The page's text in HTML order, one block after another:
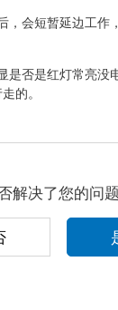
，会短暂延边工作
是否是红灯常亮没
的。
解决了您的问